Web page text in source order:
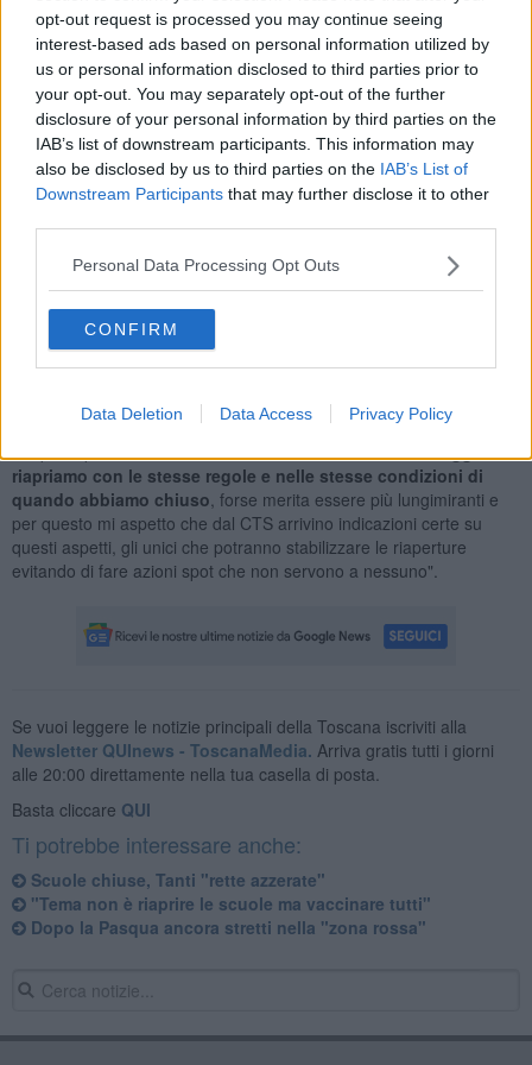
opt-out request is processed you may continue seeing
interest-based ads based on personal information utilized by
us or personal information disclosed to third parties prior to
your opt-out. You may separately opt-out of the further
disclosure of your personal information by third parties on the
IAB’s list of downstream participants. This information may
also be disclosed by us to third parties on the IAB’s List of
Downstream Participants that may further disclose it to other
Personal Data Processing Opt Outs
CONFIRM
Data Deletion Data Access Privacy Policy
Quindi, prosegue "in quel momento tutti,Comuni, Regioni e
Governo, diedero le stesse valutazioni , solo qualche voce qua a
là volle prendere le distanze contando sul fatto che poi le decisioni
corrette e difficili le prendevano altri.Ora le scuole riaprono, ma
la sfida vera è riaprire per non chiudere più, e per non chiudere
più -dalle scuole alle attività economiche- serve il modello
britannico:tamponi ogni settimana e vaccinazione di massa.
aspetto che anche il nostro Governo si attivi velocemente per dare
avvio ad una campagna vaccinale potente e che Regione Toscana
esca dal caos nel quale è entrata veramente il più presto possibile".
"Mi sento poi di aderire all'appello fatto dal
dell'Associazione nazionale presidi riportato da
straordinario sia sul tracciamento degli studenti
sia circa la
necessità di mettere in campo azioni ancora più sicure per il
riapriamo con le stesse regole e nelle stesse condizioni di
quando abbiamo chiuso , forse merita essere più lungimiranti e
per questo mi aspetto che dal CTS arrivino indicazioni certe su
questi aspetti, gli unici che potranno stabilizzare le riaperture
evitando di fare azioni spot che non servono a nessuno".
Se vuoi leggere le notizie principali della Toscana iscriviti alla
Newsletter QUInews - ToscanaMedia. Arriva gratis tutti i giorni
alle 20:00 direttamente nella tua casella di posta.
Basta cliccare QUI
Ti potrebbe interessare anche:
Scuole chiuse, Tanti "rette azzerate"
"Tema non è riaprire le scuole ma vaccinare tutti"
Dopo la Pasqua ancora stretti nella "zona rossa"